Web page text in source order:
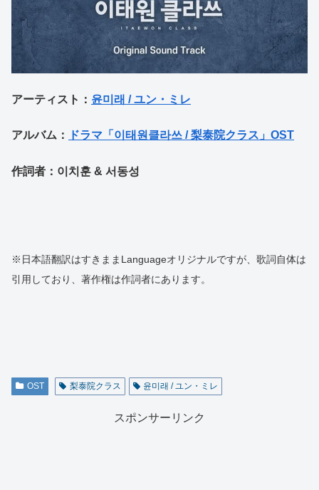
アーティスト： 윤미래 / ユン・ミレ
アルバム： ドラマ「이태원클라쓰 / 梨泰院クラス」OST
作詞者：이치훈 & 서동성
※日本語翻訳はすきままLanguageオリジナルですが、歌詞自体は
引用しており、著作権は作詞者にあります。
OST 梨泰院クラス 윤미래 / ユン・ミレ
スポンサーリンク